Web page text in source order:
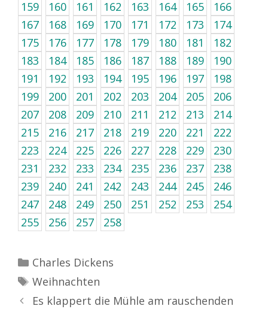
159
160 161 162 163 164 165
166
167
168 169 170 171 172 173
174
175
176 177 178 179 180 181
182
183
184 185 186 187 188 189
190
191
192 193 194 195 196 197
198
199
200 201 202 203 204 205
206
207
208 209 210 211 212 213
214
215
216 217 218 219 220 221
222
223
224 225 226 227 228 229
230
231
232 233 234 235 236 237
238
239
240 241 242 243 244 245
246
247
248 249 250 251 252 253
254
255
256 257 258
Kategorien
Charles Dickens
Schlagwörter
Weihnachten
Es klappert die Mühle am rauschenden